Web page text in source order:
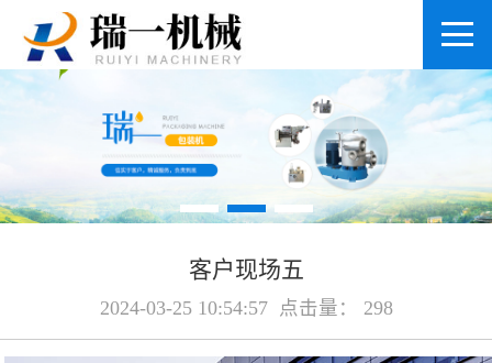
客户现场五
2024-03-25 10:54:57 点击量： 298